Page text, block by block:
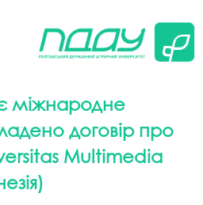
вмісту
міжнародне
договір про
Multimedia